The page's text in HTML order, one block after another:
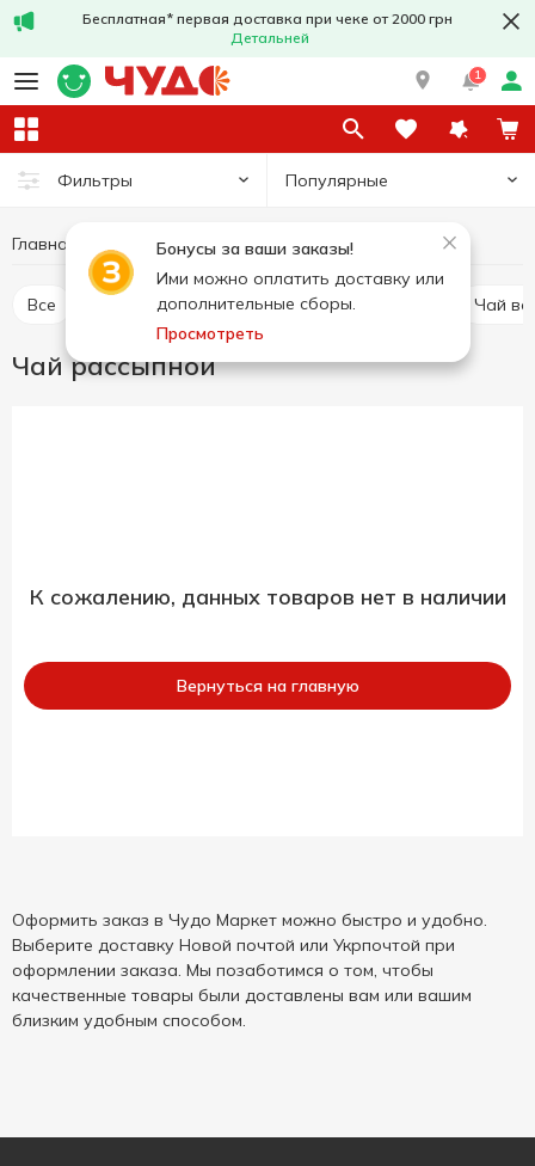
Бесплатная* первая доставка при чеке от 2000 грн
Детальней
1
Фильтры Популярные
Бонусы за ваши заказы!
Ими можно оплатить доставку или
дополнительные сборы.
Просмотреть
Главная Горячие напитки Чай Чай рассыпной
Все Чай пакетированный Чай рассыпной Чай
Чай рассыпной
К сожалению, данных товаров нет в наличии
Вернуться на главную
Оформить заказ в Чудо Маркет можно быстро и удобно.
Выберите доставку Новой почтой или Укрпочтой при
оформлении заказа. Мы позаботимся о том, чтобы
качественные товары были доставлены вам или вашим
близким удобным способом.